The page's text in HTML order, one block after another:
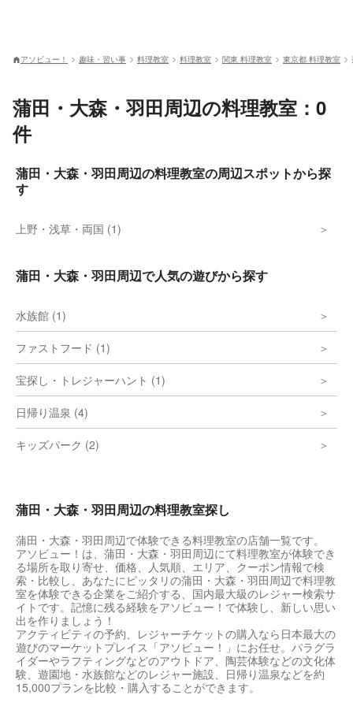
アソビュー！ 趣味・習い事 料理教室 料理教室 関東 料理教室 東京都 料理教室
蒲田・大森・羽田周辺の料理教室：0
件
蒲田・大森・羽田周辺の料理教室の周辺スポットから探
す
上野・浅草・両国 (1)
蒲田・大森・羽田周辺で人気の遊びから探す
水族館 (1)
ファストフード (1)
宝探し・トレジャーハント (1)
日帰り温泉 (4)
キッズパーク (2)
蒲田・大森・羽田周辺の料理教室探し
蒲田・大森・羽田周辺で体験できる料理教室の店舗一覧です。
アソビュー！は、蒲田・大森・羽田周辺にて料理教室が体験でき
る場所を取り寄せ、価格、人気順、エリア、クーポン情報で検
索・比較し、あなたにピッタリの蒲田・大森・羽田周辺で料理教
室を体験できる企業をご紹介する、国内最大級のレジャー検索サ
イトです。記憶に残る経験をアソビュー！で体験し、新しい思い
出を作りましょう！
アクティビティの予約、レジャーチケットの購入なら日本最大の
遊びのマーケットプレイス「アソビュー！」にお任せ。パラグラ
イダーやラフティングなどのアウトドア、陶芸体験などの文化体
験、遊園地・水族館などのレジャー施設、日帰り温泉などを約
15,000プランを比較・購入することができます。